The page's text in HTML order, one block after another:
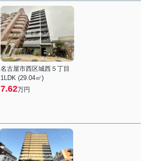
名古屋市西区城西５丁目
1LDK (29.04㎡)
7.62万円